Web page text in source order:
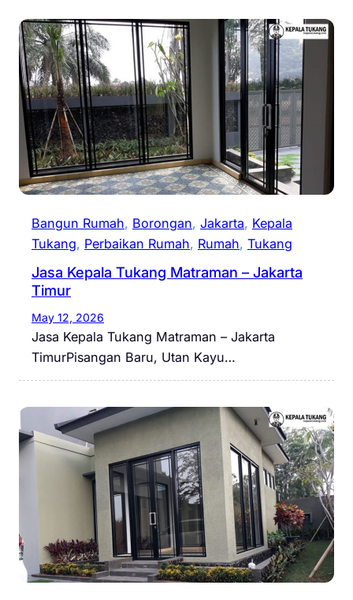
Bangun Rumah, Borongan, Jakarta, Kepala
Tukang, Perbaikan Rumah, Rumah, Tukang
Jasa Kepala Tukang Matraman – Jakarta
Timur
May 12, 2026
Jasa Kepala Tukang Matraman – Jakarta
TimurPisangan Baru, Utan Kayu…